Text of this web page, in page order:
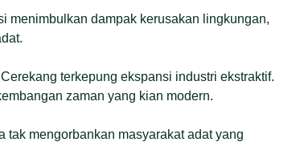
menimbulkan dampak kerusakan lingkungan,
terkepung ekspansi industri ekstraktif.
zaman yang kian modern.
tak mengorbankan masyarakat adat yang